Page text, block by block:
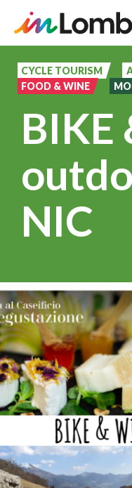
main
content
CYCLE TOURISM
FOOD & WINE
BIKE
NIC